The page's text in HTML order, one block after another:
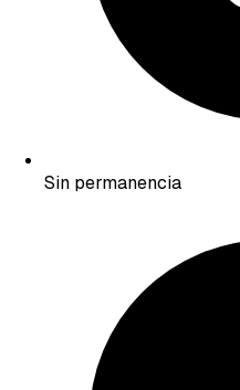
Sin permanencia